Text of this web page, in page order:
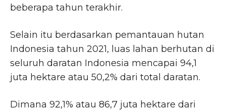
beberapa tahun terakhir.
Selain itu berdasarkan pemantauan hutan
Indonesia tahun 2021, luas lahan berhutan di
seluruh daratan Indonesia mencapai 94,1
juta hektare atau 50,2% dari total daratan.
Dimana 92,1% atau 86,7 juta hektare dari